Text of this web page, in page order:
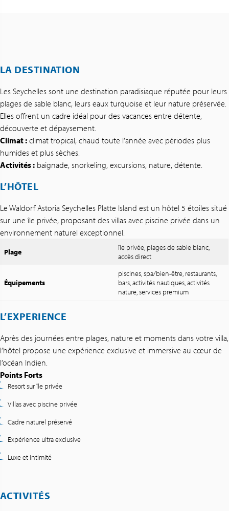
LA DESTINATION
Les Seychelles sont une destination paradisiaque réputée pour leurs
plages de sable blanc, leurs eaux turquoise et leur nature préservée.
Elles offrent un cadre idéal pour des vacances entre détente,
découverte et dépaysement.
Climat : climat tropical, chaud toute l’année avec périodes plus
humides et plus sèches.
Activités : baignade, snorkeling, excursions, nature, détente.
L’HÔTEL
Le Waldorf Astoria Seychelles Platte Island est un hôtel 5 étoiles situé
sur une île privée, proposant des villas avec piscine privée dans un
environnement naturel exceptionnel.
Plage
île privée, plages de sable blanc,
accès direct
Équipements
piscines, spa/bien-être, restaurants,
bars, activités nautiques, activités
nature, services premium
L’EXPERIENCE
Après des journées entre plages, nature et moments dans votre villa,
l’hôtel propose une expérience exclusive et immersive au cœur de
l’océan Indien.
Points Forts
Resort sur île privée
Villas avec piscine privée
Cadre naturel préservé
Expérience ultra exclusive
Luxe et intimité
ACTIVITÉS